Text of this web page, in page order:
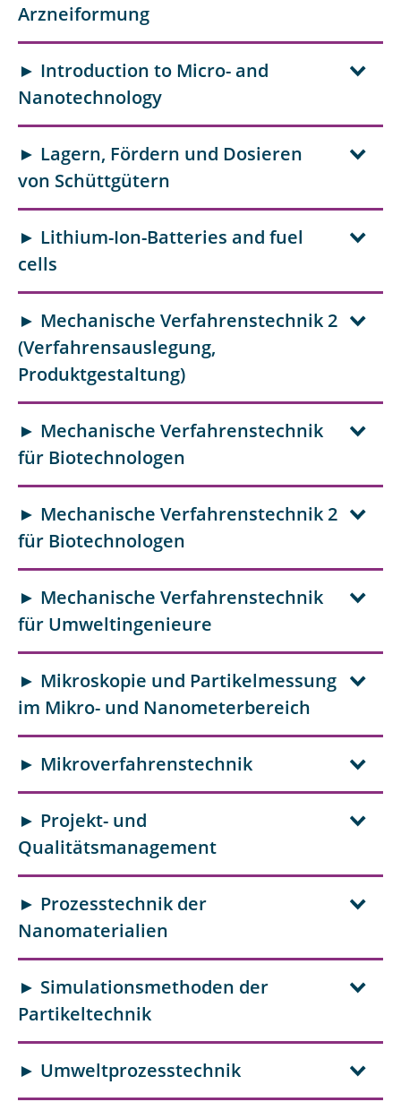
Arzneiformung
► Introduction to Micro- and
Nanotechnology
► Lagern, Fördern und Dosieren
von Schüttgütern
► Lithium-Ion-Batteries and fuel
cells
► Mechanische Verfahrenstechnik 2
(Verfahrensauslegung,
Produktgestaltung)
► Mechanische Verfahrenstechnik
für Biotechnologen
► Mechanische Verfahrenstechnik 2
für Biotechnologen
► Mechanische Verfahrenstechnik
für Umweltingenieure
► Mikroskopie und Partikelmessung
im Mikro- und Nanometerbereich
► Mikroverfahrenstechnik
► Projekt- und
Qualitätsmanagement
► Prozesstechnik der
Nanomaterialien
► Simulationsmethoden der
Partikeltechnik
► Umweltprozesstechnik